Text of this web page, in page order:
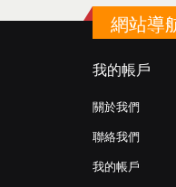
網站導
我的帳戶
關於我們
聯絡我們
我的帳戶